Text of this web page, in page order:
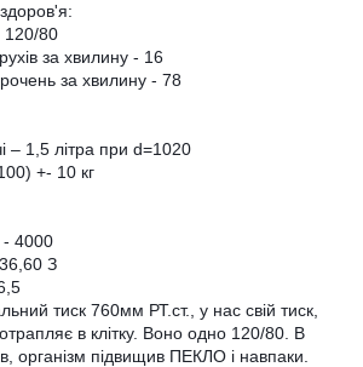
120/80
за хвилину - 16
за хвилину - 78
– 1,5 літра при d=1020
+- 10 кг
- 4000
З
тиск 760мм РТ.ст., у нас свій тиск,
в клітку. Воно одно 120/80. В
організм підвищив ПЕКЛО і навпаки.